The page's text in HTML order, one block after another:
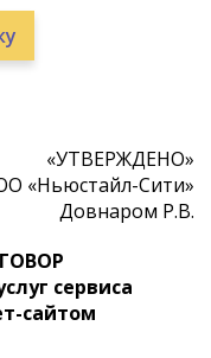
«УТВЕРЖДЕНО»
«Ньюстайл-Сити»
Довнаром Р.В.
сервиса
сайтом